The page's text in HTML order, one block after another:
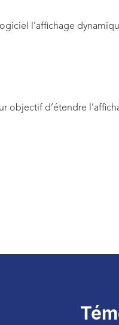
l’affichage
objectif d’étendre